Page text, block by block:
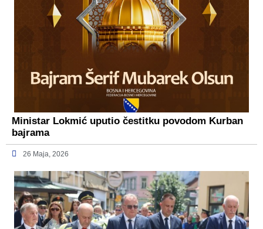
Ministar Lokmić uputio čestitku povodom Kurban
bajrama
26 Maja, 2026